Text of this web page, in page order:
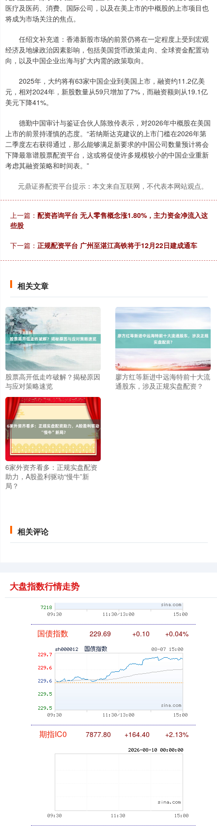
医疗及医药、消费、国际公司，以及在美上市的中概股的上市项目也
将成为市场关注的焦点。
任绍文补充道：香港新股市场的前景仍将在一定程度上受到宏观
经济及地缘政治因素影响，包括美国货币政策走向、全球资金配置动
向，以及中国企业出海与扩大内需的政策取向。
2025年，大约将有63家中国企业到美国上市，融资约11.2亿美
元，相对2024年，新股数量从59只增加了7%，而融资额则从19.1亿
美元下降41%。
德勤中国审计与鉴证合伙人陈致伶表示，对2026年中概股在美国
上市的前景持谨慎的态度。“若纳斯达克建议的上市门槛在2026年第
二季度左右获得通过，那么能够满足新要求的中国公司数量预计将会
下降最靠谱股票配资平台，这或将促使许多规模较小的中国企业重新
考虑其融资策略和时间表。”
元鼎证券配资平台提示：本文来自互联网，不代表本网站观点。
上一篇： 配资咨询平台 无人零售概念涨1.80%，主力资金净流入这
些股
下一篇： 正规配资平台 广州至湛江高铁将于12月22日建成通车
相关文章
股票高开低走咋破解？揭秘原因
与应对策略速览
廖方红等新进中远海特前十大流
通股东，涉及正规实盘配资？
6家外资齐看多：正规实盘配资
助力，A股盈利驱动“慢牛”新
局？
相关评论
大盘指数行情走势
上证综指 3940.04 +39.68 +1.02%
深证成指 14311.01 +200.89 +1.42%
沪深300 4694.44 +43.13 +0.93%
北证50 1134.24 +1.01%
创业板指 3563.12
基金指数 7242.10 +12.30 +0.17%
国债指数 229.69 +0.04%
+164.40 +2.13%